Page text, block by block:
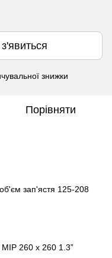
знижки
Порівняти
зап'ястя 125-208
260 x 260 1.3”